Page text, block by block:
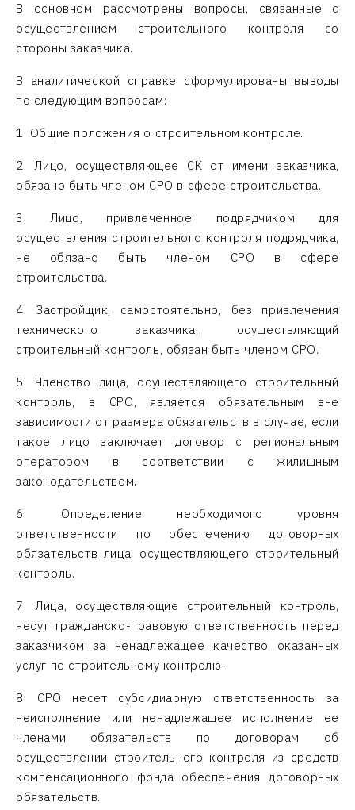
В основном рассмотрены вопросы, связанные с
осуществлением строительного контроля со
стороны заказчика.
В аналитической справке сформулированы выводы
по следующим вопросам:
1. Общие положения о строительном контроле.
2. Лицо, осуществляющее СК от имени заказчика,
обязано быть членом СРО в сфере строительства.
3. Лицо, привлеченное подрядчиком для
осуществления строительного контроля подрядчика,
не обязано быть членом СРО в сфере
строительства.
4. Застройщик, самостоятельно, без привлечения
технического заказчика, осуществляющий
строительный контроль, обязан быть членом СРО.
5. Членство лица, осуществляющего строительный
контроль, в СРО, является обязательным вне
зависимости от размера обязательств в случае, если
такое лицо заключает договор с региональным
оператором в соответствии с жилищным
законодательством.
6. Определение необходимого уровня
ответственности по обеспечению договорных
обязательств лица, осуществляющего строительный
контроль.
7. Лица, осуществляющие строительный контроль,
несут гражданско-правовую ответственность перед
заказчиком за ненадлежащее качество оказанных
услуг по строительному контролю.
8. СРО несет субсидиарную ответственность за
неисполнение или ненадлежащее исполнение ее
членами обязательств по договорам об
осуществлении строительного контроля из средств
компенсационного фонда обеспечения договорных
обязательств.